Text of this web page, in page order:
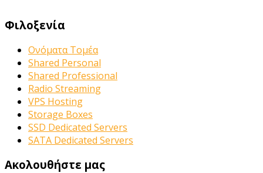
Φιλοξενία
Ονόματα Τομέα
Shared Personal
Shared Professional
Radio Streaming
VPS Hosting
Storage Boxes
SSD Dedicated Servers
SATA Dedicated Servers
Ακολουθήστε μας